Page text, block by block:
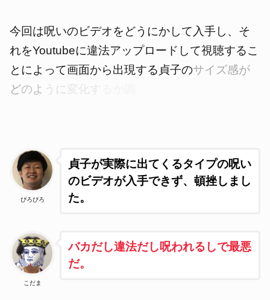
今回は呪いのビデオをどうにかして入手し、そ
れをYoutubeに違法アップロードして視聴するこ
とによって画面から出現する貞子のサイズ感が
どのよ うに
ぴろぴろ
貞子が実際に出てくるタイプの呪い
のビデオが入手できず、頓挫しまし
た。
こだま
バカだし違法だし呪われるしで最悪
だ。